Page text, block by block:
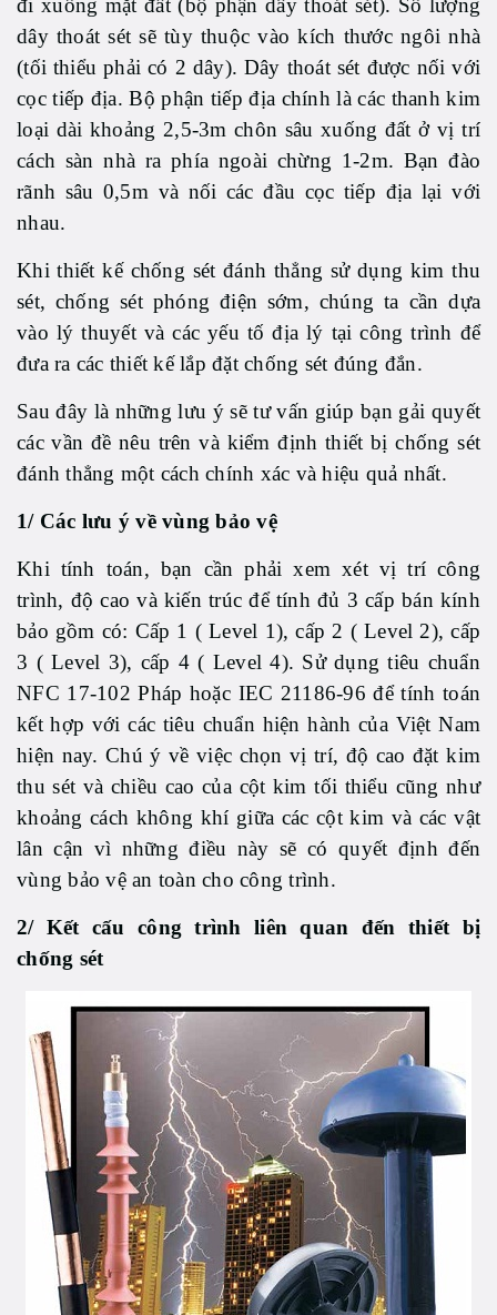
đi xuống mặt đất (bộ phận dây thoát sét). Số lượng
dây thoát sét sẽ tùy thuộc vào kích thước ngôi nhà
(tối thiểu phải có 2 dây). Dây thoát sét được nối với
cọc tiếp địa. Bộ phận tiếp địa chính là các thanh kim
loại dài khoảng 2,5-3m chôn sâu xuống đất ở vị trí
cách sàn nhà ra phía ngoài chừng 1-2m. Bạn đào
rãnh sâu 0,5m và nối các đầu cọc tiếp địa lại với
nhau.
Khi thiết kế chống sét đánh thẳng sử dụng kim thu
sét, chống sét phóng điện sớm, chúng ta cần dựa
vào lý thuyết và các yếu tố địa lý tại công trình để
đưa ra các thiết kế lắp đặt chống sét đúng đắn.
Sau đây là những lưu ý sẽ tư vấn giúp bạn gải quyết
các vần đề nêu trên và kiểm định thiết bị chống sét
đánh thẳng một cách chính xác và hiệu quả nhất.
1/ Các lưu ý về vùng bảo vệ
Khi tính toán, bạn cần phải xem xét vị trí công
trình, độ cao và kiến trúc để tính đủ 3 cấp bán kính
bảo gồm có: Cấp 1 ( Level 1), cấp 2 ( Level 2), cấp
3 ( Level 3), cấp 4 ( Level 4). Sử dụng tiêu chuẩn
NFC 17-102 Pháp hoặc IEC 21186-96 để tính toán
kết hợp với các tiêu chuẩn hiện hành của Việt Nam
hiện nay. Chú ý về việc chọn vị trí, độ cao đặt kim
thu sét và chiều cao của cột kim tối thiểu cũng như
khoảng cách không khí giữa các cột kim và các vật
lân cận vì những điều này sẽ có quyết định đến
vùng bảo vệ an toàn cho công trình.
2/ Kết cấu công trình liên quan đến thiết bị
chống sét